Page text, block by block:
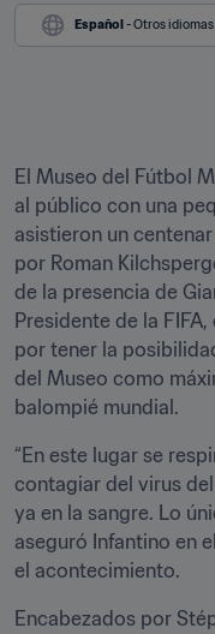
Español - Otros idiomas
El Museo del Fútbol
al público con una
asistieron un
por Roman
de la presencia de
Presidente de la
por tener la
del Museo como
balompié mundial.
“En este lugar se
contagiar del virus
ya en la sangre. Lo
aseguró Infantino en
el acontecimiento.
Encabezados por